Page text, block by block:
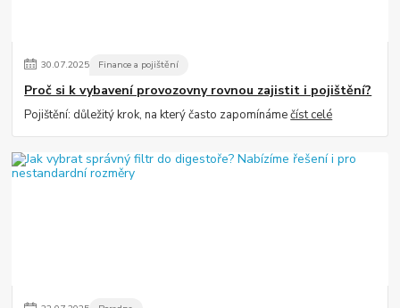
30.07.2025 Finance a pojištění
Proč si k vybavení provozovny rovnou zajistit i pojištění?
Pojištění: důležitý krok, na který často zapomínámečíst celé